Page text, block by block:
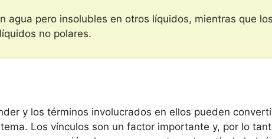
agua pero insolubles en otros líquidos, mientras que
no polares.
y los términos involucrados en ellos pueden
Los vínculos son un factor importante y, por lo